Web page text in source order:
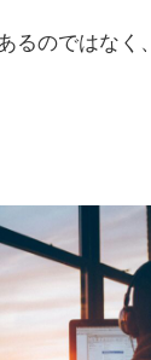
るのではなく、